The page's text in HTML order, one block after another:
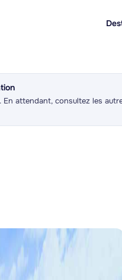
attendant, consultez les